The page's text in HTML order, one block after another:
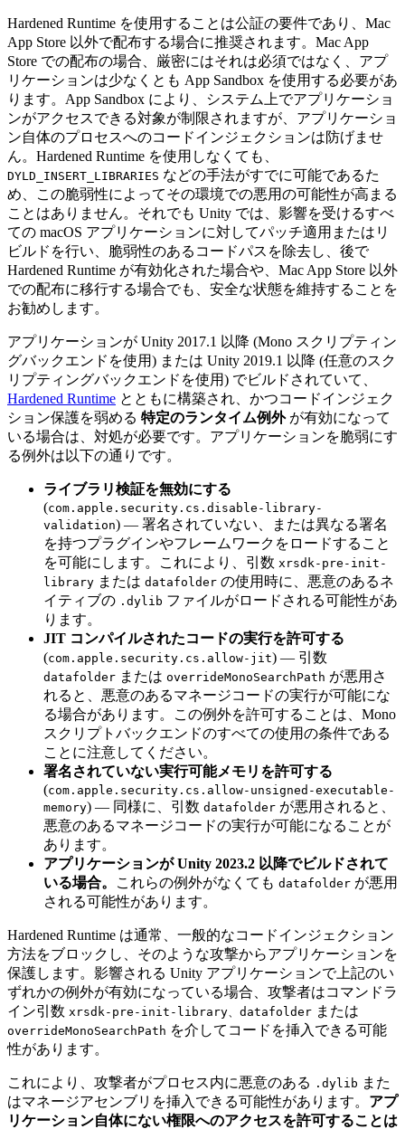
Hardened Runtime を使用することは公証の要件であり、Mac
App Store 以外で配布する場合に推奨されます。Mac App
Store での配布の場合、厳密にはそれは必須ではなく、アプ
リケーションは少なくとも App Sandbox を使用する必要があ
ります。App Sandbox により、システム上でアプリケーショ
ンがアクセスできる対象が制限されますが、アプリケーショ
ン自体のプロセスへのコードインジェクションは防げませ
ん。Hardened Runtime を使用しなくても、
DYLD_INSERT_LIBRARIES などの手法がすでに可能であるた
め、この脆弱性によってその環境での悪用の可能性が高まる
ことはありません。それでも Unity では、影響を受けるすべ
ての macOS アプリケーションに対してパッチ適用またはリ
ビルドを行い、脆弱性のあるコードパスを除去し、後で
Hardened Runtime が有効化された場合や、Mac App Store 以外
での配布に移行する場合でも、安全な状態を維持することを
お勧めします。
アプリケーションが Unity 2017.1 以降 (Mono スクリプティン
グバックエンドを使用) または Unity 2019.1 以降 (任意のスク
リプティングバックエンドを使用) でビルドされていて、
Hardened Runtime とともに構築され、かつコードインジェク
ション保護を弱める 特定のランタイム例外が有効になって
いる場合は、対処が必要です。アプリケーションを脆弱にす
る例外は以下の通りです。
ライブラリ検証を無効にする
(com.apple.security.cs.disable-library-
validation) — 署名されていない、または異なる署名
を持つプラグインやフレームワークをロードすること
を可能にします。これにより、引数 xrsdk-pre-init-
library または datafolder の使用時に、悪意のあるネ
イティブの .dylib ファイルがロードされる可能性があ
ります。
JIT コンパイルされたコードの実行を許可する
(com.apple.security.cs.allow-jit) — 引数
datafolder または overrideMonoSearchPath が悪用さ
れると、悪意のあるマネージコードの実行が可能にな
る場合があります。この例外を許可することは、Mono
スクリプトバックエンドのすべての使用の条件である
ことに注意してください。
署名されていない実行可能メモリを許可する
(com.apple.security.cs.allow-unsigned-executable-
memory) — 同様に、引数 datafolder が悪用されると、
悪意のあるマネージコードの実行が可能になることが
あります。
アプリケーションが Unity 2023.2 以降でビルドされて
いる場合。
これらの例外がなくても datafolder が悪用
される可能性があります。
Hardened Runtime は通常、一般的なコードインジェクション
方法をブロックし、そのような攻撃からアプリケーションを
保護します。影響される Unity アプリケーションで上記のい
ずれかの例外が有効になっている場合、攻撃者はコマンドラ
イン引数 xrsdk-pre-init-library、datafolder または
overrideMonoSearchPath を介してコードを挿入できる可能
性があります。
これにより、攻撃者がプロセス内に悪意のある .dylib また
はマネージアセンブリを挿入できる可能性があります。 アプ
リケーション自体にない権限へのアクセスを許可することは